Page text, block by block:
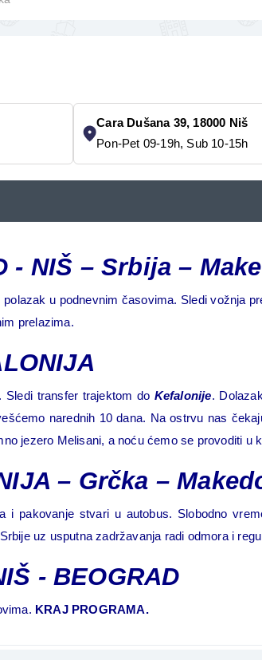
Cara Dušana 39, 18000 Niš
Pon-Pet 09-19h, Sub 10-15h
- NIŠ – Srbija –
u podnevnim časovima. Sledi vožnja
prelazima.
Sledi transfer trajektom do Kefalonije.
narednih 10 dana. Na ostrvu nas
jezero Melisani, a noću ćemo se provoditi
– Grčka –
i pakovanje stvari u autobus. Slobodno
uz usputna zadržavanja radi odmora i
- BEOGRAD
KRAJ PROGRAMA.